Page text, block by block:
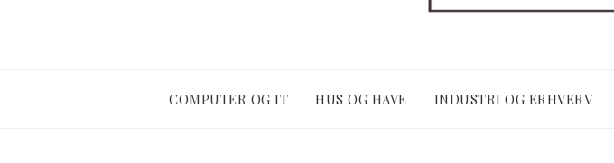
COMPUTER OG IT HUS OG HAVE INDUSTRI OG ERHVERV